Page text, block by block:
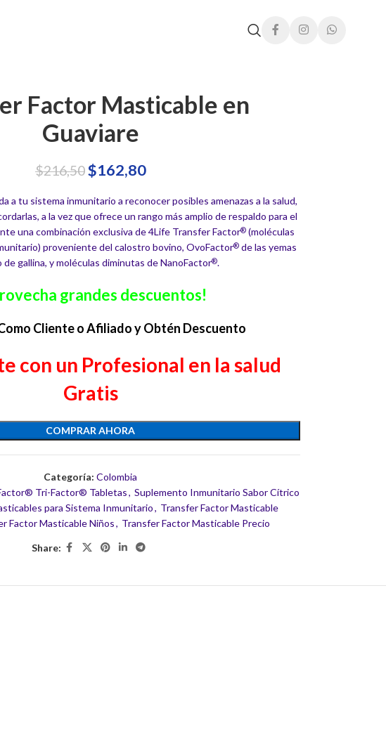
Factor Masticable en
Guaviare
$216,50$162,80
a tu sistema inmunitario a reconocer posibles amenazas a la salud,
a la vez que ofrece un rango más amplio de respaldo para el
una combinación exclusiva de 4Life Transfer Factor® (moléculas
proveniente del calostro bovino, OvoFactor®de las yemas
de gallina, y moléculas diminutas de NanoFactor®.
grandes descuentos!
Cliente o Afiliado y Obtén Descuento
con un Profesional en la salud
Gratis
COMPRAR AHORA
Categoría: Colombia
Tri-Factor® Tabletas , Suplemento Inmunitario Sabor Cítrico
para Sistema Inmunitario , Transfer Factor Masticable
Factor Masticable Niños, Transfer Factor Masticable Precio
Share: